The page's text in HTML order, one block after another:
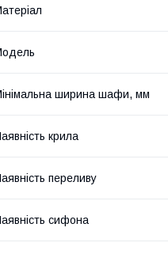
ширина шафи, мм
крила
переливу
сифона